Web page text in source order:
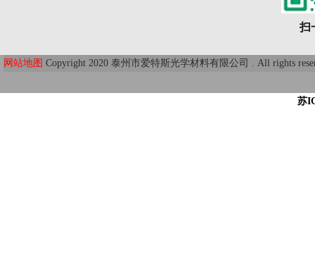
扫
网站地图 Copyright 2020 泰州市爱特斯光学材料有限公司 . All rights
苏